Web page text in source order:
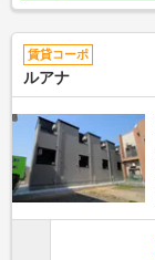
賃貸コーポ
ルアナ